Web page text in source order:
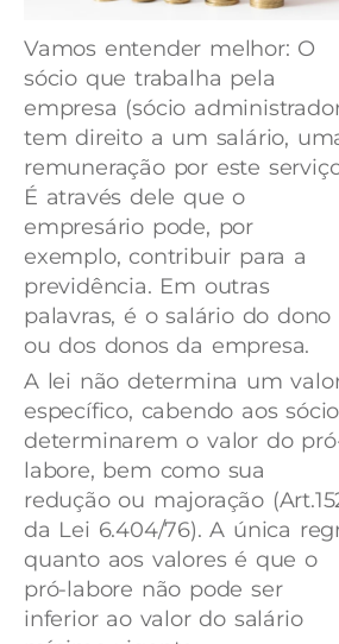
Vamos entender melhor: O
sócio que trabalha pela
empresa (sócio
tem direito a um salário,
remuneração por este
É através dele que o
empresário pode, por
exemplo, contribuir para a
previdência. Em outras
palavras, é o salário do dono
ou dos donos da empresa.
A lei não determina um
específico, cabendo aos
determinarem o valor do
labore, bem como sua
redução ou majoração
da Lei 6.404/76). A única
quanto aos valores é que o
pró-labore não pode ser
inferior ao valor do salário